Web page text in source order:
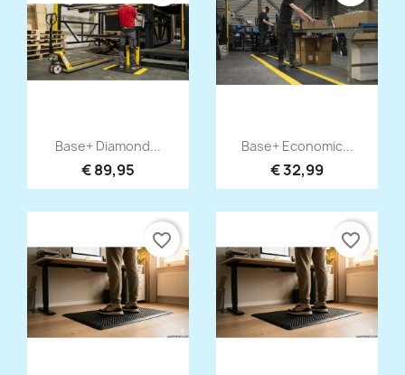
Snel bekijken
Base+ Diamond...
€ 89,95
Snel bekijken
Base+ Economic...
€ 32,99
favorite_border favorite_border